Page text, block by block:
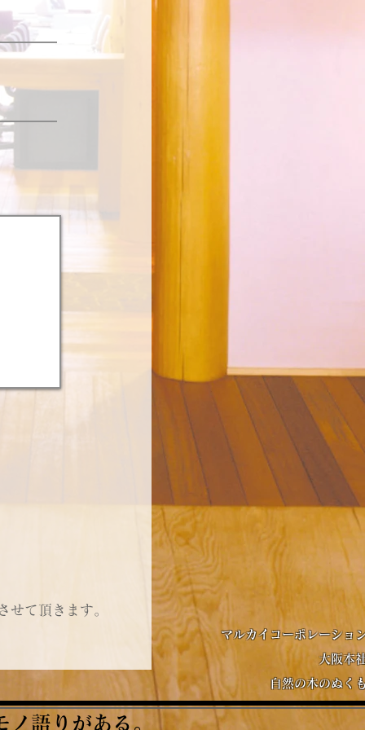
せて頂きます。
マルカイコーポレーシ
大阪本
自然の木のぬ
ノ語りがある。